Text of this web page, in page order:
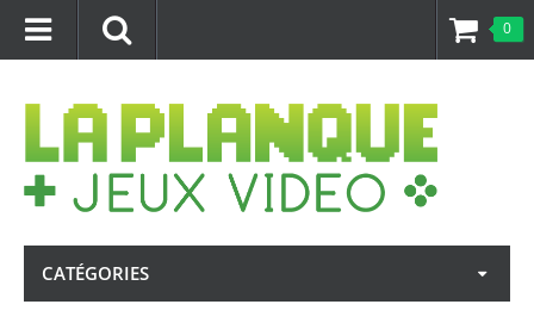
0
CATÉGORIES